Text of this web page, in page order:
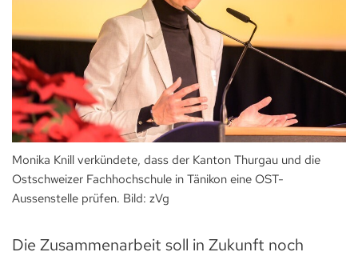
Monika Knill verkündete, dass der Kanton Thurgau und die
Ostschweizer Fachhochschule in Tänikon eine OST-
Aussenstelle prüfen. Bild: zVg
Die Zusammenarbeit soll in Zukunft noch